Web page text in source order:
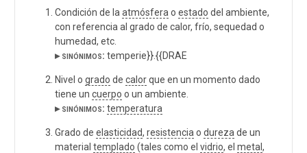
Condición de la atmósfera o estado del ambiente,
con referencia al grado de calor, frío, sequedad o
humedad, etc.
▸ sinónimos: temperie}}.{{DRAE
Nivel o grado de calorque en un momento dado
tiene un cuerpo o un ambiente.
▸ sinónimos: temperatura
Grado de elasticidad, resistencia o dureza de un
material templado (tales como el vidrio, el metal ,